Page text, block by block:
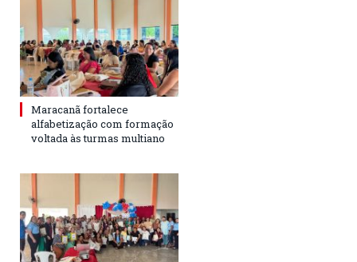
Maracanã fortalece
alfabetização com formação
voltada às turmas multiano